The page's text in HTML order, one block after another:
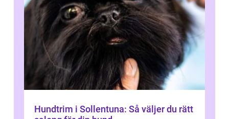
Hundtrim i Sollentuna: Så väljer du rätt